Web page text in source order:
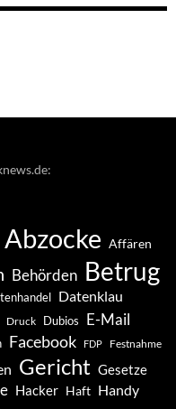
Abzocke Affären
Behörden Betrug
Datenklau
Druck Dubios E-Mail
Facebook FDP Festnahme
Gericht Gesetze
Hacker Haft Handy